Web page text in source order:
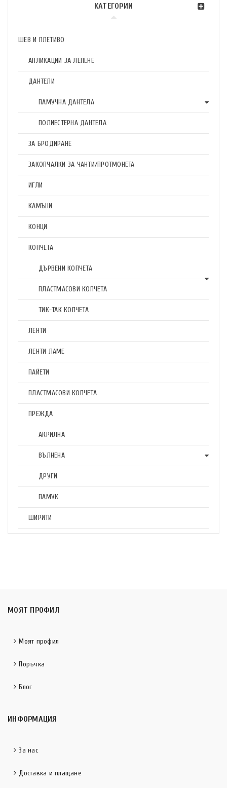
КАТЕГОРИИ
ШЕВ И ПЛЕТИВО
АПЛИКАЦИИ ЗА ЛЕПЕНЕ
ДАНТЕЛИ
ПАМУЧНА ДАНТЕЛА
ПОЛИЕСТЕРНА ДАНТЕЛА
ЗА БРОДИРАНЕ
ЗАКОПЧАЛКИ ЗА ЧАНТИ/ПРОТМОНЕТА
ИГЛИ
КАМЪНИ
КОНЦИ
КОПЧЕТА
ДЪРВЕНИ КОПЧЕТА
ПЛАСТМАСОВИ КОПЧЕТА
ТИК-ТАК КОПЧЕТА
ЛЕНТИ
ЛЕНТИ ЛАМЕ
ПАЙЕТИ
ПЛАСТМАСОВИ КОПЧЕТА
ПРЕЖДА
АКРИЛНА
ВЪЛНЕНА
ДРУГИ
ПАМУК
ШИРИТИ
МОЯТ ПРОФИЛ
Моят профил
Поръчка
Блог
ИНФОРМАЦИЯ
За нас
Доставка и плащане